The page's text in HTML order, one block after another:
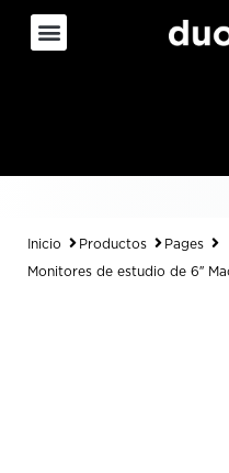
Inicio Productos Pages
Monitores de estudio de 6″